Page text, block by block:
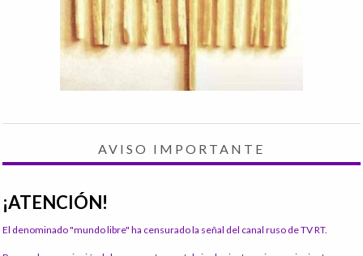
AVISO IMPORTANTE
¡ATENCIÓN!
El denominado "mundo libre" ha censurado la señal del canal ruso de TV RT.